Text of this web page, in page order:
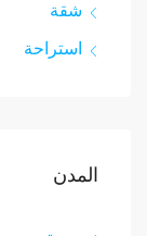
شقة
استراحة
المدن